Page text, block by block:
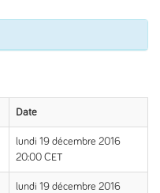
Date
lundi 19 décembre 2016
20:00 CET
lundi 19 décembre 2016